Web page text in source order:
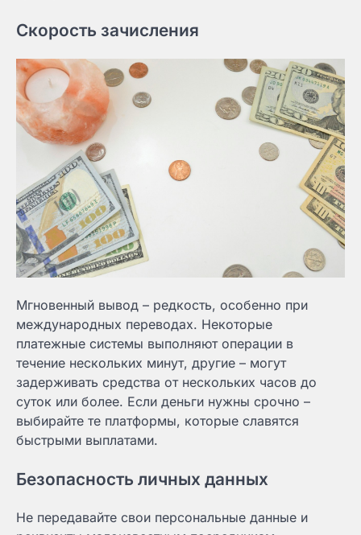
Скорость зачисления
Мгновенный вывод – редкость, особенно при
международных переводах. Некоторые
платежные системы выполняют операции в
течение нескольких минут, другие – могут
задерживать средства от нескольких часов до
суток или более. Если деньги нужны срочно –
выбирайте те платформы, которые славятся
быстрыми выплатами.
Безопасность личных данных
Не передавайте свои персональные данные и